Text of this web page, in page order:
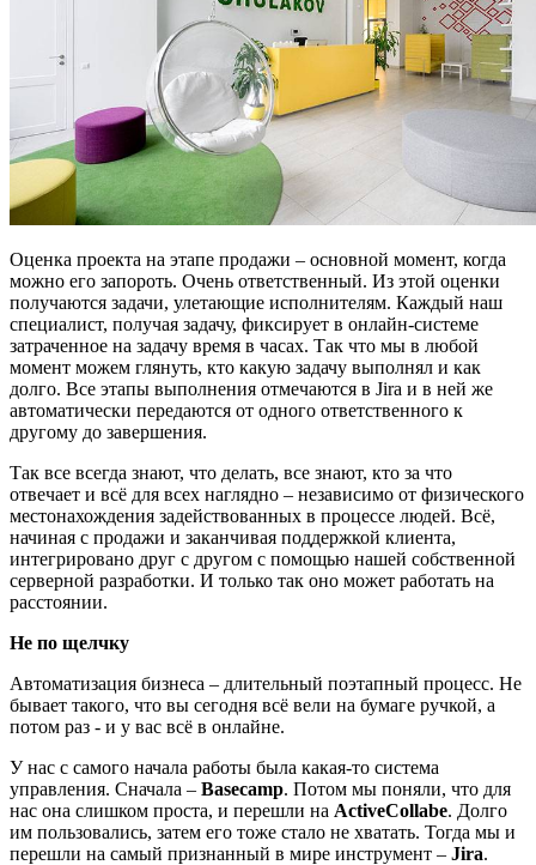
Оценка проекта на этапе продажи – основной момент, когда
можно его запороть. Очень ответственный. Из этой оценки
получаются задачи, улетающие исполнителям. Каждый наш
специалист, получая задачу, фиксирует в онлайн-системе
затраченное на задачу время в часах. Так что мы в любой
момент можем глянуть, кто какую задачу выполнял и как
долго. Все этапы выполнения отмечаются в Jira и в ней же
автоматически передаются от одного ответственного к
другому до завершения.
Так все всегда знают, что делать, все знают, кто за что
отвечает и всё для всех наглядно – независимо от физического
местонахождения задействованных в процессе людей. Всё,
начиная с продажи и заканчивая поддержкой клиента,
интегрировано друг с другом с помощью нашей собственной
серверной разработки. И только так оно может работать на
расстоянии.
Не по щелчку
Автоматизация бизнеса – длительный поэтапный процесс. Не
бывает такого, что вы сегодня всё вели на бумаге ручкой, а
потом раз - и у вас всё в онлайне.
У нас с самого начала работы была какая-то система
управления. Сначала – Baseсamp. Потом мы поняли, что для
нас она слишком проста, и перешли на ActiveCollabe. Долго
им пользовались, затем его тоже стало не хватать. Тогда мы и
перешли на самый признанный в мире инструмент – Jira.